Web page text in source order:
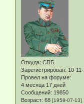
Откуда: СПБ
Зарегистрирован: 10-
Провел на форуме:
4 месяца 17 дней
Сообщений: 19850
Возраст: 68 [1958-07-13]